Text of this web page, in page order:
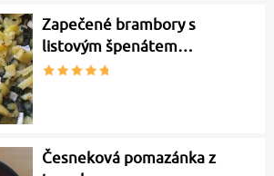
Zapečené brambory s
listovým špenátem…
Česneková pomazánka z